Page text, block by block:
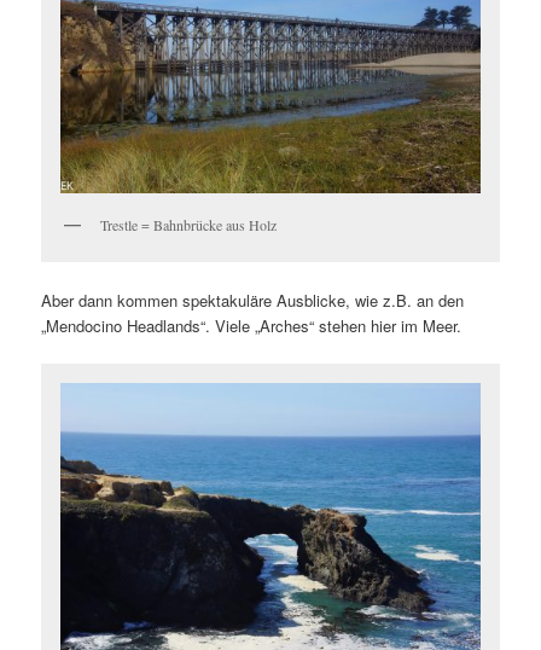
Trestle = Bahnbrücke aus Holz
Aber dann kommen spektakuläre Ausblicke, wie z.B. an den
„Mendocino Headlands“. Viele „Arches“ stehen hier im Meer.